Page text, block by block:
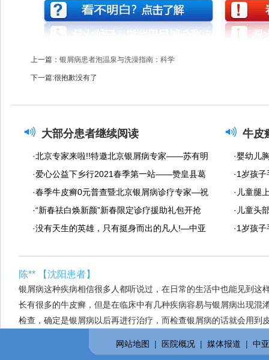
上一篇： 银屑病患者泡温泉与洗澡指南：科学
下一篇:很抱歉没有了
大部分患者继续阅读
·北京专家来啦!!特邀北京银屑病专家——苏有明
教授将于4月5日来院会诊
·爱心公益下乡行2021春季第一站——赞皇县葛
沟村 扶贫济困，托起明天的希望
·春季牛皮癣0元普查暨北京银屑病诊疗专家—祝
清华教授亲临会诊
·“新春祛白焕新颜”新春限定诊疗援助礼包开抢
啦!
·没有天生的英雄，只有挺身而出的凡人!—中亚
牛皮
·婴幼儿
白色是
·1岁孩
·儿童腿
·儿童头
·1岁孩
陈** 【沈阳患者】
银屑病这种疾病相信很多人都听说过，在日常的生活中也能见到这
长有很多的牛皮癣，但是在临床中有几种疾病容易与银屑病出现混
检查，确定是银屑病以后再进行治疗，而检查银屑病的话就会用到
网站地图 | 医院概况 | 媒体报道 | 中